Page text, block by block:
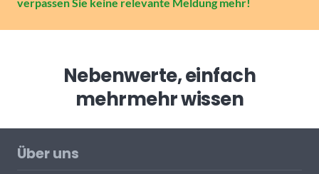
verpassen Sie keine relevante Meldung mehr!
Nebenwerte, einfach
mehrmehr wissen
Über uns